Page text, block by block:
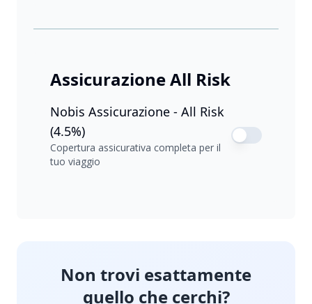
Assicurazione All Risk
Nobis Assicurazione - All Risk
(4.5%)
Copertura assicurativa completa per il
tuo viaggio
Non trovi esattamente
quello che cerchi?